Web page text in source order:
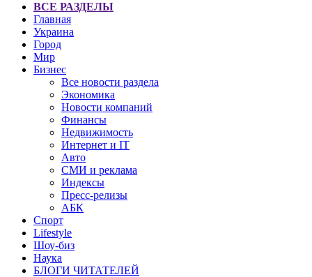
ВСЕ РАЗДЕЛЫ
Главная
Украина
Город
Мир
Бизнес
Все новости раздела
Экономика
Новости компаний
Финансы
Недвижимость
Интернет и IT
Авто
СМИ и реклама
Индексы
Пресс-релизы
АБК
Спорт
Lifestyle
Шоу-биз
Наука
БЛОГИ ЧИТАТЕЛЕЙ